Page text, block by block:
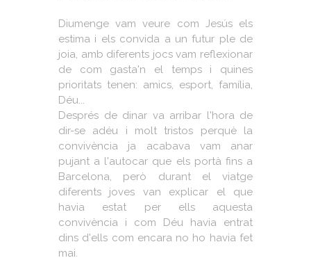
Diumenge vam veure com Jesús els
estima i els convida a un futur ple de
joia, amb diferents jocs vam reflexionar
de com gasta'n el temps i quines
prioritats tenen: amics, esport, família,
Déu...
Després de dinar va arribar l'hora de
dir-se adéu i molt tristos perquè la
convivència ja acabava vam anar
pujant a l'autocar que els portà fins a
Barcelona, però durant el viatge
diferents joves van explicar el que
havia estat per ells aquesta
convivència i com Déu havia entrat
dins d'ells com encara no ho havia fet
mai.